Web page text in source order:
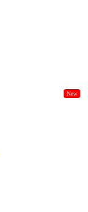
New